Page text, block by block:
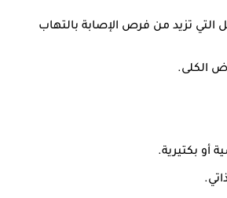
التي تزيد من فرص الإصابة بالتهاب
الكلى.
أو بكتيرية.